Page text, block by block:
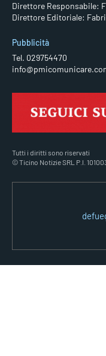
Direttore Responsabile:
Direttore Editoriale:
Pubblicità
Tel. 029754470
Tutti i diritti sono riservati
© Ticino Notizie SRL P.I.